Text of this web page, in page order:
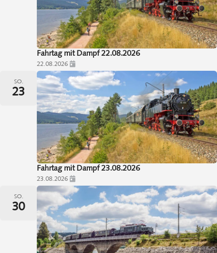
Fahrtag mit Dampf 22.08.2026
22.08.2026
SO.
23
Fahrtag mit Dampf 23.08.2026
23.08.2026
SO.
30